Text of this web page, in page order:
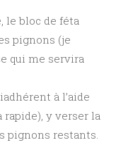
le bloc de féta
pignons (je
qui me servira
à l’aide
rapide), y verser la
pignons restants.